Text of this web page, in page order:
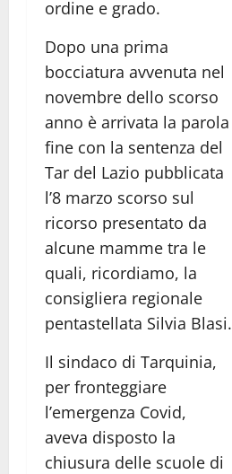
ordine e grado.
Dopo una prima
bocciatura avvenuta nel
novembre dello scorso
anno è arrivata la parola
fine con la sentenza del
Tar del Lazio pubblicata
l’8 marzo scorso sul
ricorso presentato da
alcune mamme tra le
quali, ricordiamo, la
consigliera regionale
pentastellata Silvia Blasi.
Il sindaco di Tarquinia,
per fronteggiare
l’emergenza Covid,
aveva disposto la
chiusura delle scuole di